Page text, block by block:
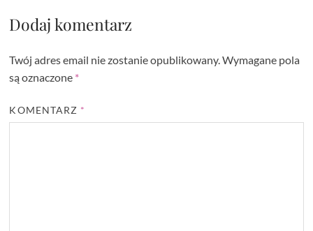
Dodaj komentarz
Twój adres email nie zostanie opublikowany.Wymagane pola
są oznaczone *
KOMENTARZ *